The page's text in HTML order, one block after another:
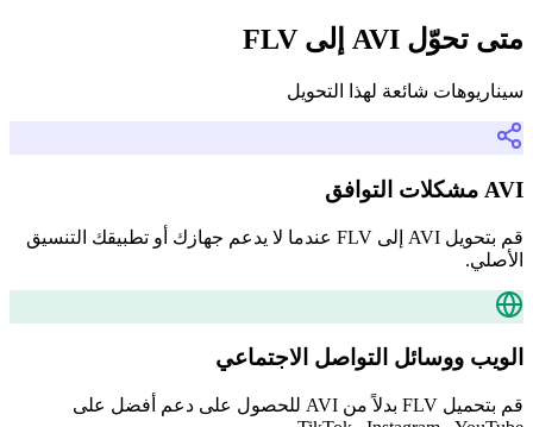
متى تحوّل AVI إلى FLV
سيناريوهات شائعة لهذا التحويل
AVI مشكلات التوافق
قم بتحويل AVI إلى FLV عندما لا يدعم جهازك أو تطبيقك التنسيق
الأصلي.
الويب ووسائل التواصل الاجتماعي
قم بتحميل FLV بدلاً من AVI للحصول على دعم أفضل على